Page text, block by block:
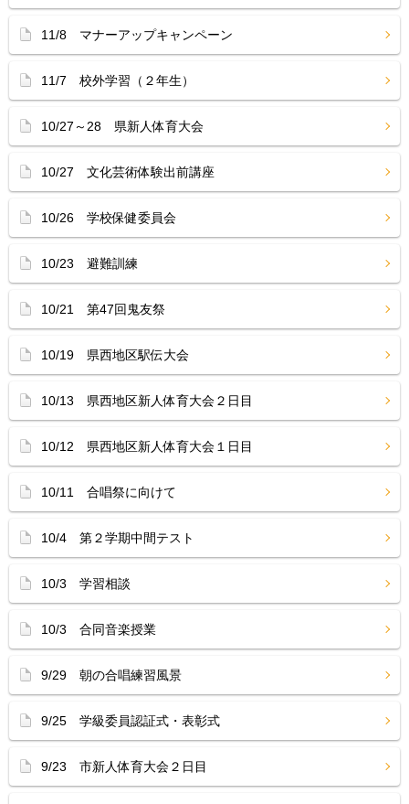
11/8 マナーアップキャンペーン
11/7 校外学習（２年生）
10/27～28 県新人体育大会
10/27 文化芸術体験出前講座
10/26 学校保健委員会
10/23 避難訓練
10/21 第47回鬼友祭
10/19 県西地区駅伝大会
10/13 県西地区新人体育大会２日目
10/12 県西地区新人体育大会１日目
10/11 合唱祭に向けて
10/4 第２学期中間テスト
10/3 学習相談
10/3 合同音楽授業
9/29 朝の合唱練習風景
9/25 学級委員認証式・表彰式
9/23 市新人体育大会２日目